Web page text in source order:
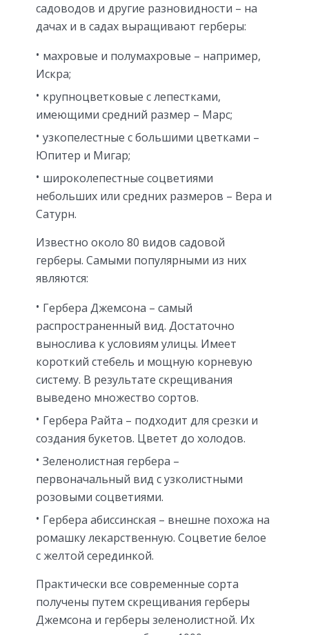
садоводов и другие разновидности – на
дачах и в садах выращивают герберы:
махровые и полумахровые – например,
Искра;
крупноцветковые с лепестками,
имеющими средний размер – Марс;
узкопелестные с большими цветками –
Юпитер и Мигар;
широколепестные соцветиями
небольших или средних размеров – Вера и
Сатурн.
Известно около 80 видов садовой
герберы. Самыми популярными из них
являются:
Гербера Джемсона – самый
распространенный вид. Достаточно
вынослива к условиям улицы. Имеет
короткий стебель и мощную корневую
систему. В результате скрещивания
выведено множество сортов.
Гербера Райта – подходит для срезки и
создания букетов. Цветет до холодов.
Зеленолистная гербера –
первоначальный вид с узколистными
розовыми соцветиями.
Гербера абиссинская – внешне похожа на
ромашку лекарственную. Соцветие белое
с желтой серединкой.
Практически все современные сорта
получены путем скрещивания герберы
Джемсона и герберы зеленолистной. Их